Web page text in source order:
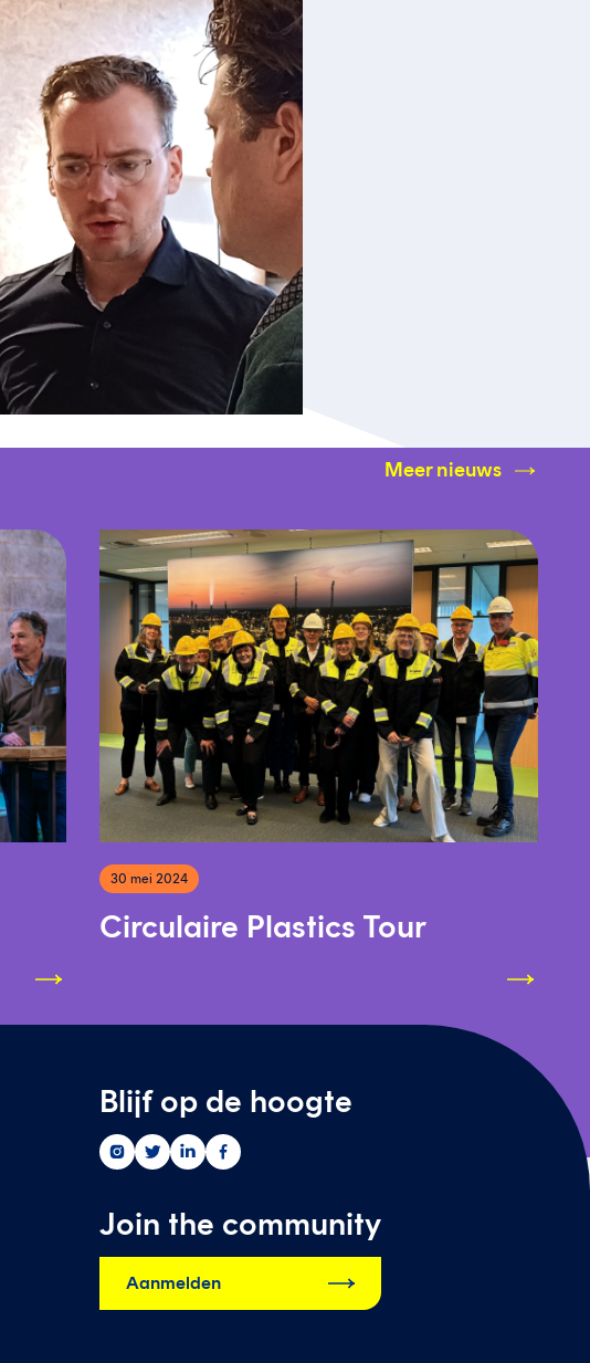
Meer nieuws
30 mei 2024
Circulaire Plastics Tour
Blijf op de hoogte
Greenwise
op
instagram
Greenwise
op
twitter
Greenwise
op
Greenwise
op
Join the community
Aanmelden